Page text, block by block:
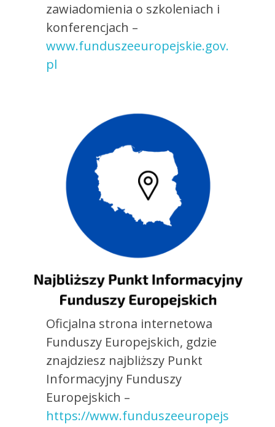
zawiadomienia o szkoleniach i
konferencjach –
www.funduszeeuropejskie.gov.
pl
Oficjalna strona internetowa
Funduszy Europejskich, gdzie
znajdziesz najbliższy Punkt
Informacyjny Funduszy
Europejskich –
https://www.funduszeeuropejs